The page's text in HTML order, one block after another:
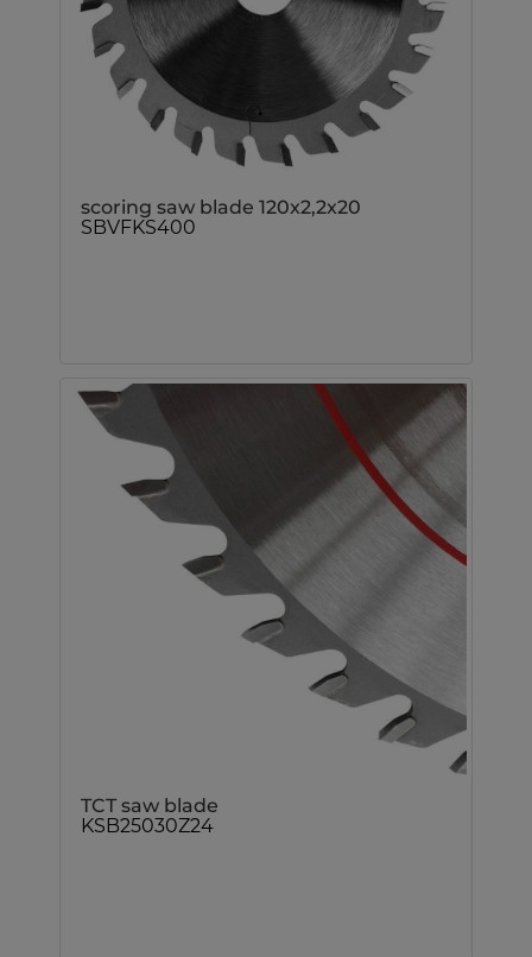
scoring saw blade 120x2,2x20
SBVFKS400
TCT saw blade
KSB25030Z24